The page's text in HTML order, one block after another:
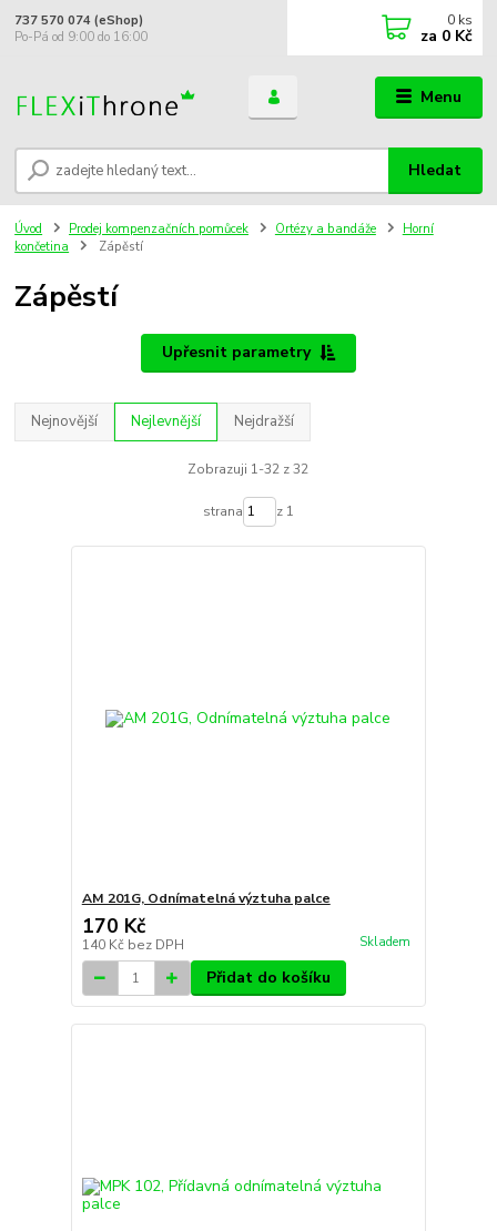
Menu
Hledat
737 570 074 (eShop)
Po-Pá od 9:00 do 16:00
0 ks
za 0 Kč
Úvod Prodej kompenzačních pomůcek Ortézy a bandáže
Horní
končetina
Zápěstí
Zápěstí
Upřesnit parametry
Nejnovější Nejlevnější Nejdražší
Zobrazuji 1-32 z 32
strana z 1
AM 201G, Odnímatelná výztuha palce
170 Kč
140 Kč bez DPH Skladem
Přidat do košíku